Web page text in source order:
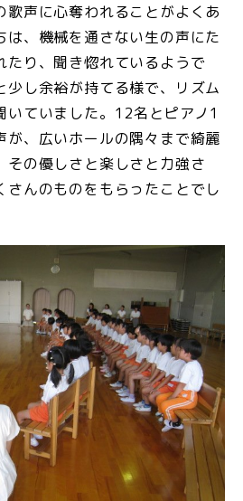
歌声に心奪われることがよくあ
は、機械を通さない生の声にた
たり、聞き惚れているようで
少し余裕が持てる様で、リズム
ていました。 12名とピアノ 1
が、広いホールの隅々まで綺麗
その優しさと楽しさと力強さ
さんのものをもらったことでし